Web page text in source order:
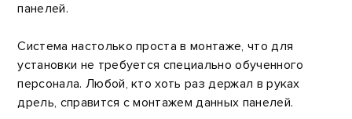
панелей.
Система настолько проста в монтаже, что для
установки не требуется специально обученного
персонала. Любой, кто хоть раз держал в руках
дрель, справится с монтажем данных панелей.